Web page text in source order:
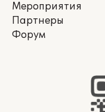
Мероприятия
Партнеры
Форум